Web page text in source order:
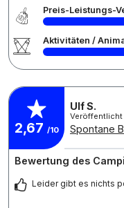
Preis-Leistungs-
Aktivitäten /
2,67 /10
Ulf S.
Spontane
Bewertung des
Leider gibt es nichts